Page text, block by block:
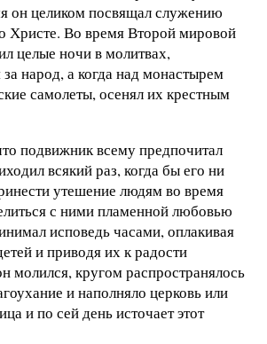
он целиком посвящал служению
Христе. Во время Второй мировой
целые ночи в молитвах,
за народ, а когда над монастырем
самолеты, осенял их крестным
подвижник всему предпочитал
всякий раз, когда бы его ни
утешение людям во время
с ними пламенной любовью
исповедь часами, оплакивая
и приводя их к радости
молился, кругом распространялось
и наполняло церковь или
и по сей день источает этот